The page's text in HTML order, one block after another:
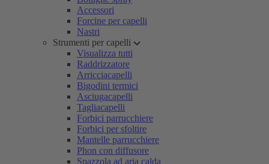
Accessori
Forcine per capelli
Nastri
Strumenti per capelli
Visualizza tutti
Raddrizzatore
Arricciacapelli
Bigodini termici
Asciugacapelli
Tagliacapelli
Forbici parrucchiere
Forbici per sfoltire
Mantelle parrucchiere
Phon con diffusore
Spazzola ad aria calda